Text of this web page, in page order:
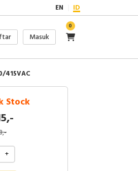
EN ID
Masuk
0
415VAC
Stock
+